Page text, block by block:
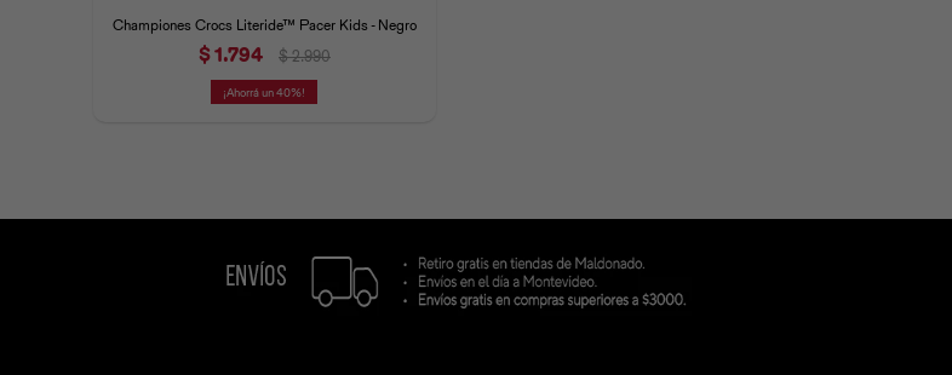
Championes Crocs Literide™ Pacer Kids - Negro
$1.794 $ 2.990
40